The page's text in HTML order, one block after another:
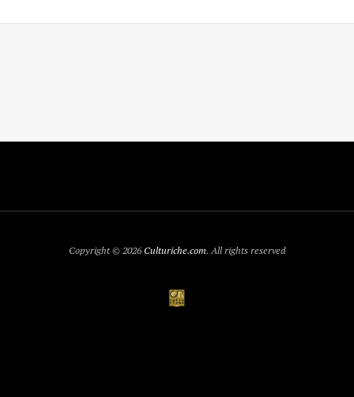
Copyright © 2026Culturiche.com. All rights reserved